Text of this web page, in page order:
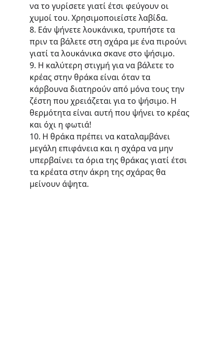
να το γυρίσετε γιατί έτσι φεύγουν οι
χυμοί του. Χρησιμοποιείστε λαβίδα.
8. Εάν ψήνετε λουκάνικα, τρυπήστε τα
πριν τα βάλετε στη σχάρα με ένα πιρούνι
γιατί τα λουκάνικα σκανε στο ψήσιμο.
9. Η καλύτερη στιγμή για να βάλετε το
κρέας στην θράκα είναι όταν τα
κάρβουνα διατηρούν από μόνα τους την
ζέστη που χρειάζεται για το ψήσιμο. Η
θερμότητα είναι αυτή που ψήνει το κρέας
και όχι η φωτιά!
10. Η θράκα πρέπει να καταλαμβάνει
μεγάλη επιφάνεια και η σχάρα να μην
υπερβαίνει τα όρια της θράκας γιατί έτσι
τα κρέατα στην άκρη της σχάρας θα
μείνουν άψητα.